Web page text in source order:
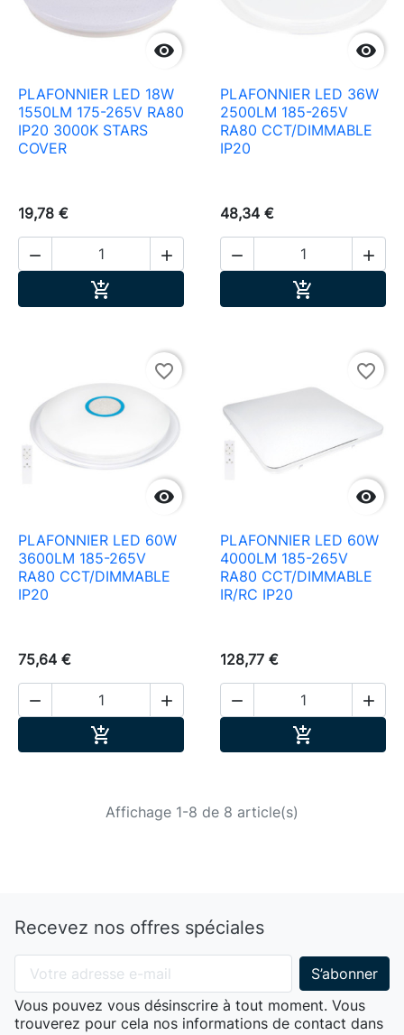

PLAFONNIER LED 18W
1550LM 175-265V RA80
IP20 3000K STARS
COVER
19,78 €
 


PLAFONNIER LED 36W
2500LM 185-265V
RA80 CCT/DIMMABLE
IP20
48,34 €
 


favorite_border
PLAFONNIER LED 60W
3600LM 185-265V
RA80 CCT/DIMMABLE
IP20
75,64 €
 


favorite_border
PLAFONNIER LED 60W
4000LM 185-265V
RA80 CCT/DIMMABLE
IR/RC IP20
128,77 €
 

Affichage 1-8 de 8 article(s)
Recevez nos offres spéciales
Vous pouvez vous désinscrire à tout moment. Vous
trouverez pour cela nos informations de contact dans